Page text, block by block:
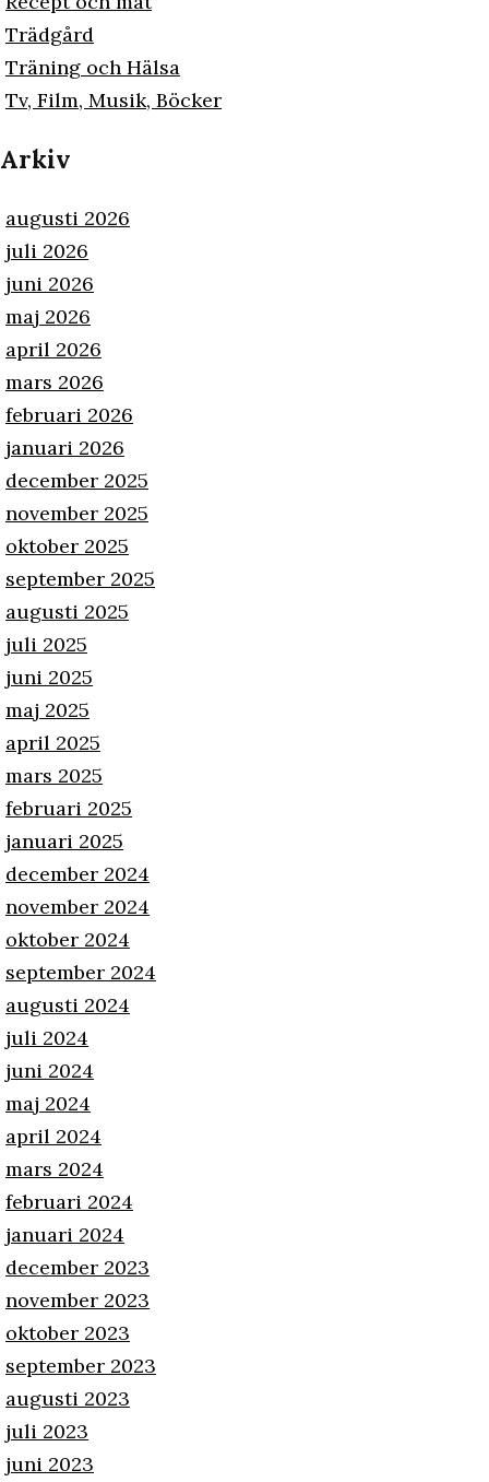
Trädgård
Träning och Hälsa
Tv, Film, Musik, Böcker
Arkiv
augusti 2026
juli 2026
juni 2026
maj 2026
april 2026
mars 2026
februari 2026
januari 2026
december 2025
november 2025
oktober 2025
september 2025
augusti 2025
juli 2025
juni 2025
maj 2025
april 2025
mars 2025
februari 2025
januari 2025
december 2024
november 2024
oktober 2024
september 2024
augusti 2024
juli 2024
juni 2024
maj 2024
april 2024
mars 2024
februari 2024
januari 2024
december 2023
november 2023
oktober 2023
september 2023
augusti 2023
juli 2023
juni 2023